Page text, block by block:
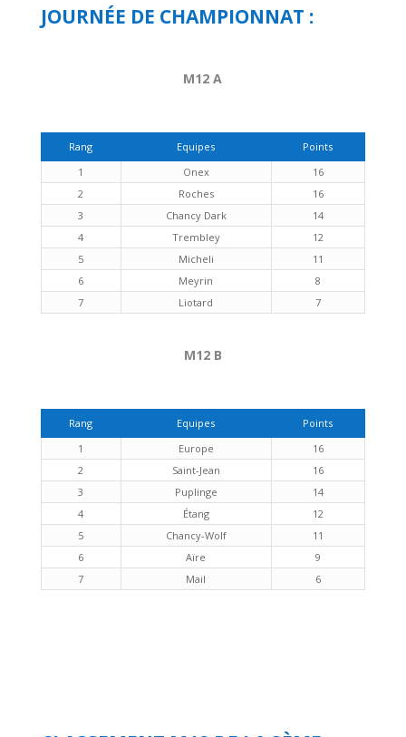
JOURNÉE DE CHAMPIONNAT :
M12 A
Rang Equipes
Points
1
Onex
16
2
Roches
16
3
Chancy Dark
14
4
Trembley
12
5
Micheli
11
6
Meyrin
8
7
Liotard 7
M12 B
Rang Equipes
Points
1
Europe
16
2
Saint-Jean
16
3
Puplinge
14
4
Étang
12
5
Chancy-Wolf
11
6
Aïre
9
7
Mail 6